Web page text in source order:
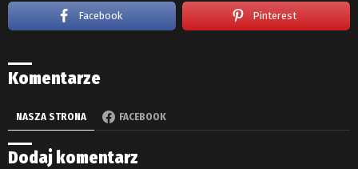
Facebook Pinterest
Komentarze
NASZA STRONA FACEBOOK
Dodaj komentarz